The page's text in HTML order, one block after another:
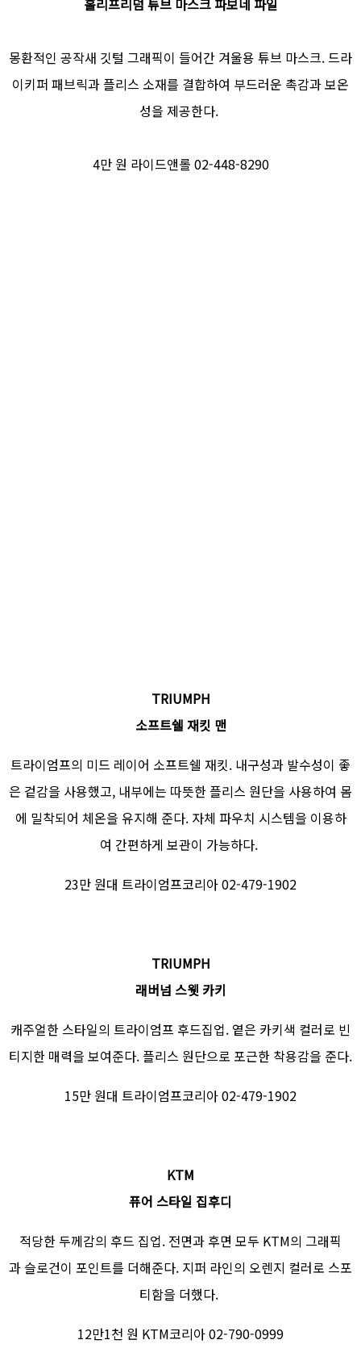
홀리프리덤 튜브 마스크 파보네 파일
몽환적인 공작새 깃털 그래픽이 들어간 겨울용 튜브 마스크. 드라
이키퍼 패브릭과 플리스 소재를 결합하여 부드러운 촉감과 보온
성을 제공한다.
4만 원 라이드앤롤 02-448-8290
TRIUMPH
소프트쉘 재킷 맨
트라이엄프의 미드 레이어 소프트쉘 재킷. 내구성과 발수성이 좋
은 겉감을 사용했고, 내부에는 따뜻한 플리스 원단을 사용하여 몸
에 밀착되어 체온을 유지해 준다. 자체 파우치 시스템을 이용하
여 간편하게 보관이 가능하다.
23만 원대 트라이엄프코리아 02-479-1902
TRIUMPH
래버넘 스웻 카키
캐주얼한 스타일의 트라이엄프 후드집업. 옅은 카키색 컬러로 빈
티지한 매력을 보여준다. 플리스 원단으로 포근한 착용감을 준다.
15만 원대 트라이엄프코리아 02-479-1902
KTM
퓨어 스타일 집후디
적당한 두께감의 후드 집업. 전면과 후면 모두 KTM의 그래픽
과 슬로건이 포인트를 더해준다. 지퍼 라인의 오렌지 컬러로 스포
티함을 더했다.
12만1천 원 KTM코리아 02-790-0999